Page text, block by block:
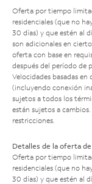
Oferta por tiempo
residenciales (que no
30 días) y que estén al
son adicionales en
oferta con base en
después del período de
Velocidades basadas en
(incluyendo conexión
sujetos a todos los
están sujetos a
restricciones.
Detalles de la oferta
Oferta por tiempo
residenciales (que no
30 días) y que estén al